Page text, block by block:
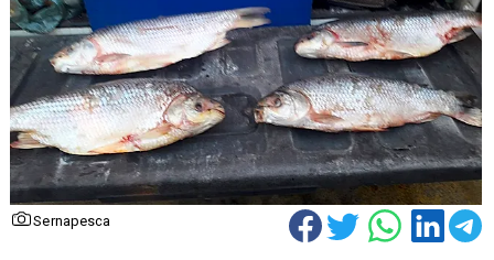
Sernapesca